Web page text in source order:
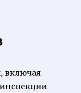
включая